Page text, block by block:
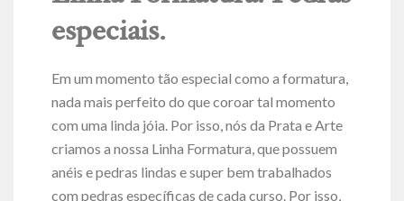
especiais.
Em um momento tão especial como a formatura,
nada mais perfeito do que coroar tal momento
com uma linda jóia. Por isso, nós da Prata e Arte
criamos a nossa Linha Formatura, que possuem
anéis e pedras lindas e super bem trabalhados
com pedras específicas de cada curso. Por isso,